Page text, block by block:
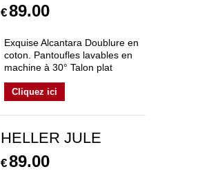
€89.00
Exquise Alcantara Doublure en
coton. Pantoufles lavables en
machine à 30° Talon plat
Cliquez ici
HELLER JULE
€89.00